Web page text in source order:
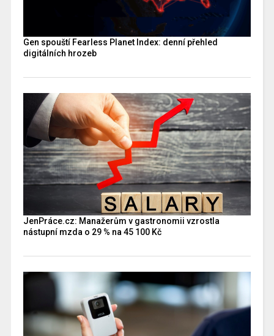
Gen spouští Fearless Planet Index: denní přehled
digitálních hrozeb
JenPráce.cz: Manažerům v gastronomii vzrostla
nástupní mzda o 29 % na 45 100 Kč